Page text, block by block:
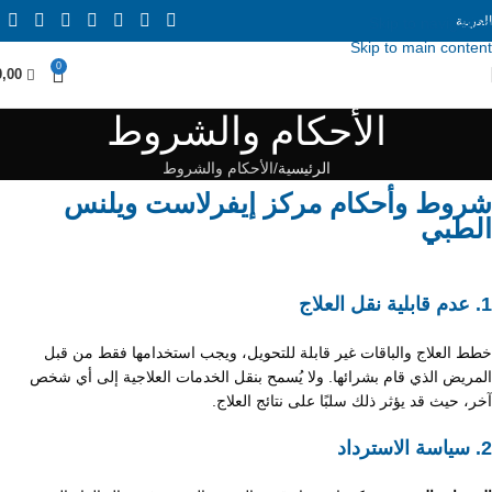
Skip to navigation
Skip to main content
العربية
0
الأحكام والشروط
الرئيسية الأحكام والشروط
شروط وأحكام مركز إيفرلاست ويلنس
الطبي
1. عدم قابلية نقل العلاج
خطط العلاج والباقات غير قابلة للتحويل، ويجب استخدامها فقط من قبل
المريض الذي قام بشرائها. ولا يُسمح بنقل الخدمات العلاجية إلى أي شخص
آخر، حيث قد يؤثر ذلك سلبًا على نتائج العلاج.
2. سياسة الاسترداد